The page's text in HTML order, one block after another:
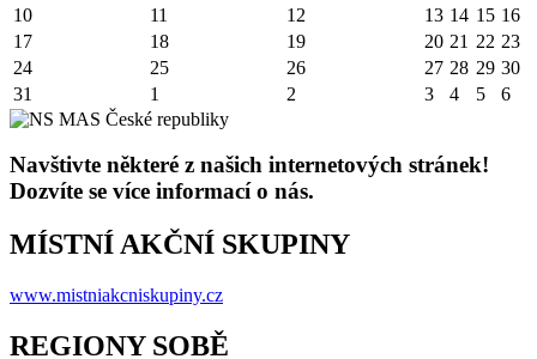
10 11 12 13 14 15 16
17
18 19 20 21 22 23
24
25 26 27 28 29 30
31
1 2 3 4 5 6
Navštivte některé z našich internetových stránek!
Dozvíte se více informací o nás.
MÍSTNÍ AKČNÍ SKUPINY
www.mistniakcniskupiny.cz
REGIONY SOBĚ